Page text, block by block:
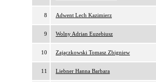
8 Adwent Lech Kazimierz
9 Wolny Adrian Euzebiusz
10 Zajączkowski Tomasz Zbigniew
11 Liebner Hanna Barbara